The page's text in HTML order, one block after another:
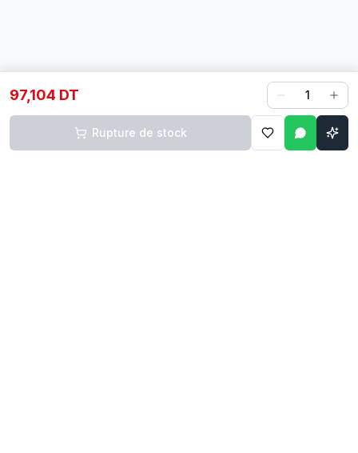
97,104 DT 1
Rupture de stock